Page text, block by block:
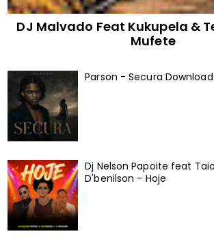
DJ Malvado Feat Kukupela &
Mufete
Parson - Secura
Dj Nelson Papoite feat
D'benilson - Hoje